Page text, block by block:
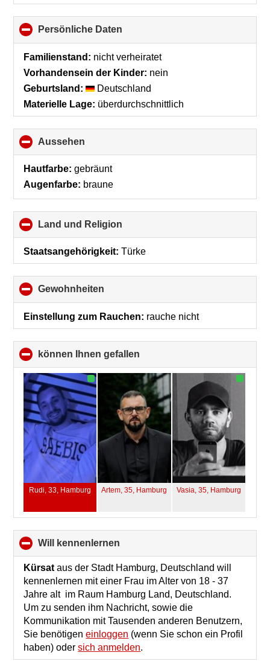
Persönliche Daten
to
collapse
Familienstand: nicht verheiratet
Vorhandensein der Kinder: nein
Geburtsland:
Deutschland
Materielle Lage: überdurchschnittlich
Aussehen
to
collapse
Hautfarbe: gebräunt
Augenfarbe: braune
Land und Religion
to
collapse
Staatsangehörigkeit: Türke
Gewohnheiten
to
collapse
Einstellung zum Rauchen: rauche nicht
können Ihnen gefallen
to
collapse
contents
Rudi, 33, Hamburg Artem, 35, Hamburg Vasia, 35, Hamburg
will kennenlernen
to
collapse
contents
Kürsat aus der Stadt Hamburg, Deutschland will
kennenlernen mit einer Frau im Alter von 18 - 37
Jahre alt im Raum Hamburg Land, Deutschland.
Um zu senden ihm Nachricht, sowie die
Kommunikation mit Tausenden anderen Benutzern,
Sie benötigeneinloggen (wenn Sie schon ein Profil
haben) odersich anmelden.